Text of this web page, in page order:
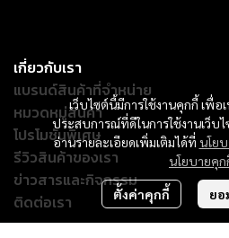
เว็บไซต์นี้มีการใช้งานคุกกี้ เพื่
ประสบการณ์ที่ดีในการใช้งานเว็บ
อ่านรายละเอียดเพิ่มเติมได้ที่ นโย
นโยบายคุก
ตั้งค่าคุกกี้ ยอ
เกี่ยวกับเรา
แบรนด์สินค้าที่จำหน่าย
หมวดหมู่สินค้า
โปรโมชั่นพิเศษ
รีวิวสินค้าของเรา
ข่าวสารและกิจกรรม
ติดต่อเรา